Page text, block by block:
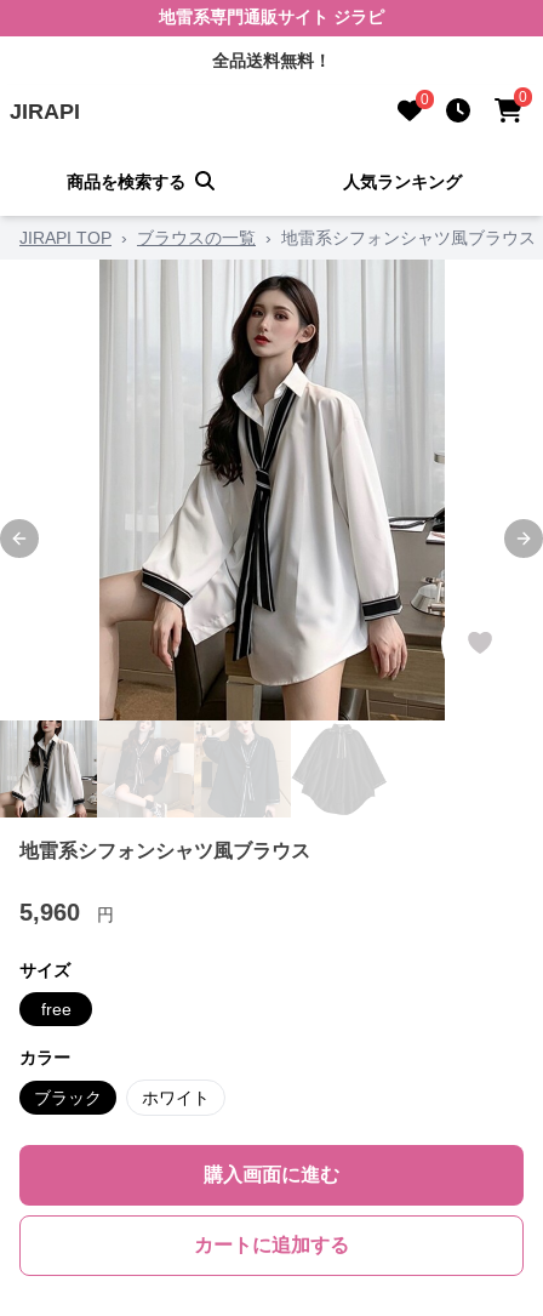
地雷系専門通販サイト ジラピ
全品送料無料！
JIRAPI 0 0
商品を検索する 人気ランキング
JIRAPI TOP › ブラウスの一覧 › 地雷系シフォンシャツ風ブラウス
Previous slide
地雷系シフォンシャツ風ブラウス
5,960 円
サイズ
free
カラー
ブラック ホワイト
購入画面に進む
カートに追加する